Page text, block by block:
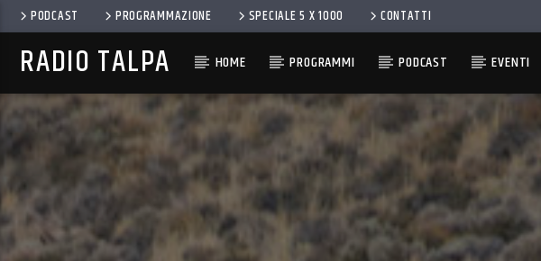
PODCAST PROGRAMMAZIONE SPECIALE 5 X 1000 CONTATTI
RADIO TALPA HOME PROGRAMMI PODCAST EVENTI